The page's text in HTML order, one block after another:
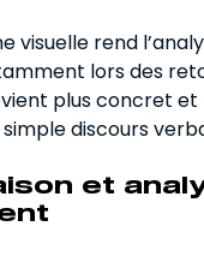
visuelle rend
lors des
plus concret et
simple discours
et